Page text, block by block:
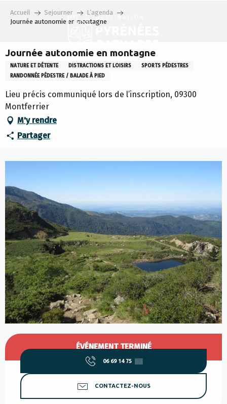
Accueil Sejourner
L’agenda
Journée autonomie en montagne
Journée autonomie en montagne
NATURE ET DÉTENTE DISTRACTIONS ET LOISIRS
SPORTS PÉDESTRES
RANDONNÉE PÉDESTRE / BALADE À PIED
Lieu précis communiqué lors de l’inscription, 09300
Montferrier
M'y rendre
Partager
Ouverture et coordonnées
ÉVÉNEMENT TERMINÉ
06 69 14 75 ▒▒
CONTACTEZ-NOUS